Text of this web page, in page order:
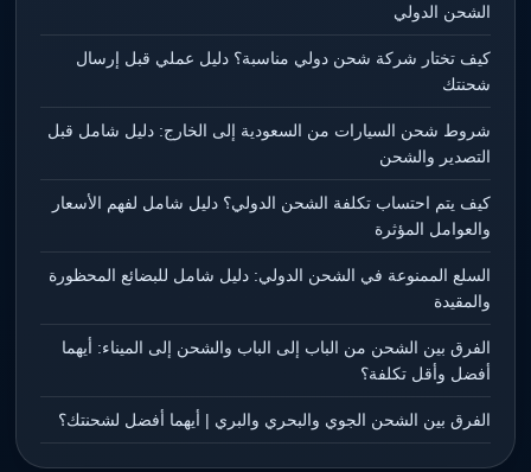
الشحن الدولي
كيف تختار شركة شحن دولي مناسبة؟ دليل عملي قبل إرسال
شحنتك
شروط شحن السيارات من السعودية إلى الخارج: دليل شامل قبل
التصدير والشحن
كيف يتم احتساب تكلفة الشحن الدولي؟ دليل شامل لفهم الأسعار
والعوامل المؤثرة
السلع الممنوعة في الشحن الدولي: دليل شامل للبضائع المحظورة
والمقيدة
الفرق بين الشحن من الباب إلى الباب والشحن إلى الميناء: أيهما
أفضل وأقل تكلفة؟
الفرق بين الشحن الجوي والبحري والبري | أيهما أفضل لشحنتك؟